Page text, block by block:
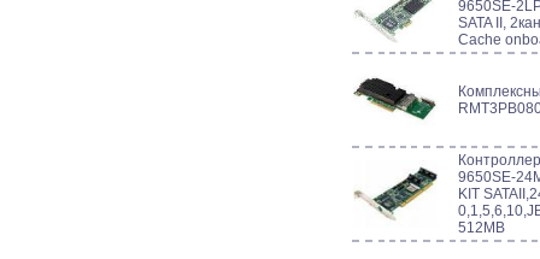
9650SE-
SATA II,
Cache
9650SE-
KIT
512MB